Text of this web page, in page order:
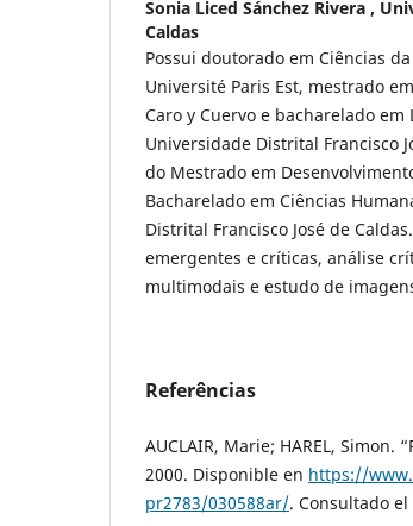
Sonia Liced Sánchez Rivera ,
Caldas
Possui doutorado em Ciências
Université Paris Est, mestrado
Caro y Cuervo e bacharelado
Universidade Distrital Francisco
do Mestrado em
Bacharelado em Ciências
Distrital Francisco José de
emergentes e críticas, análise
multimodais e estudo de
Referências
AUCLAIR, Marie; HAREL, Simon.
2000. Disponible en https://
pr2783/030588ar/. Consultado